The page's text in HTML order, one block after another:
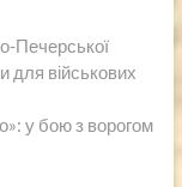
Печерської
для військових
у бою з ворогом